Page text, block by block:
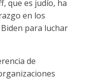
que es judío, ha
en los
para luchar
de